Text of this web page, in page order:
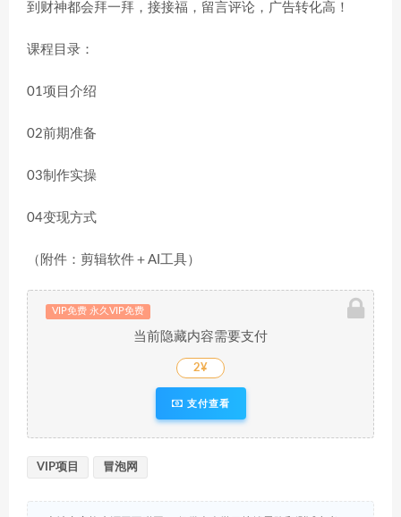
到财神都会拜一拜，接接福，留言评论，广告转化高！
课程目录：
01项目介绍
02前期准备
03制作实操
04变现方式
（附件：剪辑软件＋AI工具）
VIP免费 永久VIP免费
当前隐藏内容需要支付
2¥
支付查看
VIP项目 冒泡网